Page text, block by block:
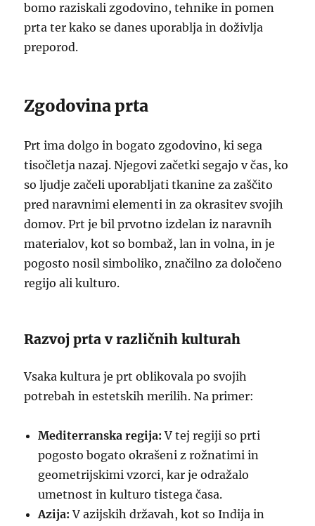
bomo raziskali zgodovino, tehnike in pomen
prta ter kako se danes uporablja in doživlja
preporod.
Zgodovina prta
Prt ima dolgo in bogato zgodovino, ki sega
tisočletja nazaj. Njegovi začetki segajo v čas, ko
so ljudje začeli uporabljati tkanine za zaščito
pred naravnimi elementi in za okrasitev svojih
domov. Prt je bil prvotno izdelan iz naravnih
materialov, kot so bombaž, lan in volna, in je
pogosto nosil simboliko, značilno za določeno
regijo ali kulturo.
Razvoj prta v različnih kulturah
Vsaka kultura je prt oblikovala po svojih
potrebah in estetskih merilih. Na primer:
Mediterranska regija: V tej regiji so prti
pogosto bogato okrašeni z rožnatimi in
geometrijskimi vzorci, kar je odražalo
umetnost in kulturo tistega časa.
Azija: V azijskih državah, kot so Indija in